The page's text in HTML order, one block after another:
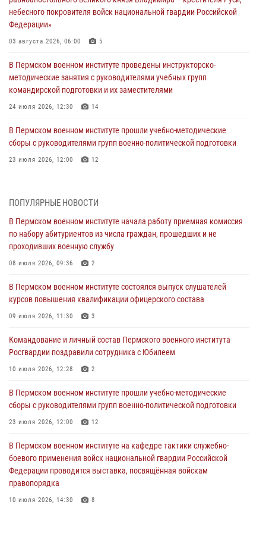
небесного покровителя войск национальной гвардии Российской
Федерации»
03 августа 2026, 06:00 5
В Пермском военном институте проведены инструкторско-
методические занятия с руководителями учебных групп
командирской подготовки и их заместителями
24 июля 2026, 12:30 14
В Пермском военном институте прошли учебно-методические
сборы с руководителями групп военно-политической подготовки
23 июля 2026, 12:00 12
Федерации проводится выставка, посвящённая войскам
правопорядка
10 июля 2026, 14:30 8
Командование и личный состав Пермского военного института
10 июля 2026, 12:28 2
В Пермском военном институте состоялся выпуск слушателей
09 июля 2026, 11:30 3
В Пермском военном институте начала работу приемная комиссия
проходивших военную службу
08 июля 2026, 09:36 2
чемпионате войск национальной гвардии Российской Федерации по
боксу
07 июля 2026, 10:30 4
ПОПУЛЯРНЫЕ НОВОСТИ
В Пермском военном институте начала работу приемная комиссия
по набору абитуриентов из числа граждан, прошедших и не
проходивших военную службу
08 июля 2026, 09:36 2
В Пермском военном институте состоялся выпуск слушателей
курсов повышения квалификации офицерского состава
09 июля 2026, 11:30 3
Командование и личный состав Пермского военного института
Росгвардии поздравили сотрудника с Юбилеем
10 июля 2026, 12:28 2
В Пермском военном институте прошли учебно-методические
сборы с руководителями групп военно-политической подготовки
23 июля 2026, 12:00 12
В Пермском военном институте на кафедре тактики служебно-
боевого применения войск национальной гвардии Российской
Федерации проводится выставка, посвящённая войскам
правопорядка
10 июля 2026, 14:30 8